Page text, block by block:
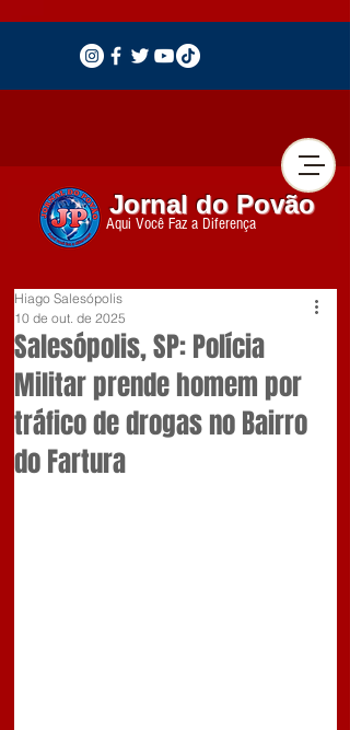
Jornal do Povão
Aqui Você Faz a Diferença
Salesópolis, SP: Polícia
Militar prende homem por
tráfico de drogas no Bairro
do Fartura
Hiago Salesópolis
10 de out. de 2025